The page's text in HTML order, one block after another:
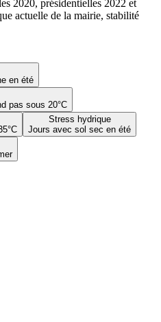
en été
pas sous 20°C
Stress hydrique
Jours avec sol sec en été
2020, présidentielles 2022 et
actuelle de la mairie, stabilité